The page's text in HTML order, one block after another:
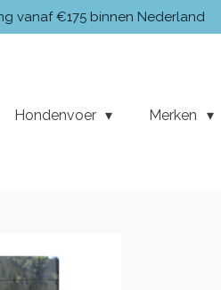
vanaf €175 binnen Nederland
Hondenvoer Merken